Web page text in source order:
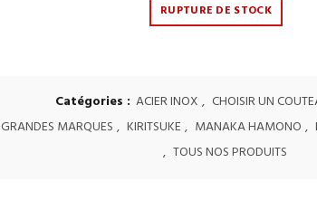
RUPTURE DE STOCK
Catégories : ACIER INOX , CHOISIR UN
GRANDES MARQUES , KIRITSUKE , MANAKA HAMONO ,
, TOUS NOS PRODUITS